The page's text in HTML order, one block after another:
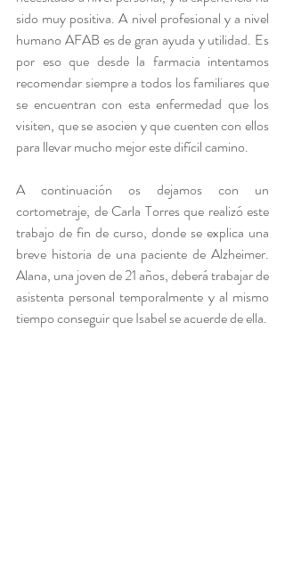
sido muy positiva. A nivel profesional y a nivel
humano AFAB es de gran ayuda y utilidad. Es
por eso que desde la farmacia intentamos
recomendar siempre a todos los familiares que
se encuentran con esta enfermedad que los
visiten, que se asocien y que cuenten con ellos
para llevar mucho mejor este difícil camino.
A continuación os dejamos con un
cortometraje, de Carla Torres que realizó este
trabajo de fin de curso, donde se explica una
breve historia de una paciente de Alzheimer.
Alana, una joven de 21 años, deberá trabajar de
asistenta personal temporalmente y al mismo
tiempo conseguir que Isabel se acuerde de ella.